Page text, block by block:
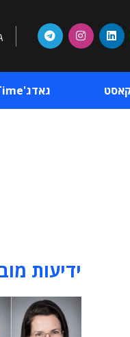
גאדג'Time
ידיעות